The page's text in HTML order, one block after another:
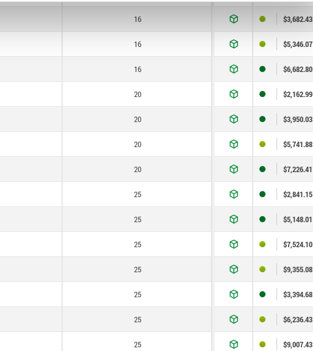
16 $3,682.43
16 $5,346.07
16 $6,682.80
20 $2,162.99
20 $3,950.03
20 $5,741.88
20 $7,226.41
25 $2,841.15
25 $5,148.01
25 $7,524.10
25 $9,355.08
25 $3,394.68
25 $6,236.43
25 $9,007.43